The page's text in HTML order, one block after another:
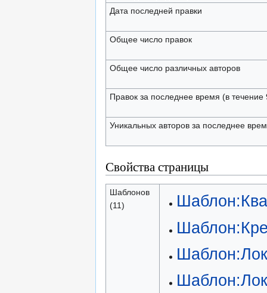
Дата последней правки
Общее число правок
Общее число различных авторов
Правок за последнее время (в течение
Уникальных авторов за последнее
Свойства страницы
Шаблонов
(11)